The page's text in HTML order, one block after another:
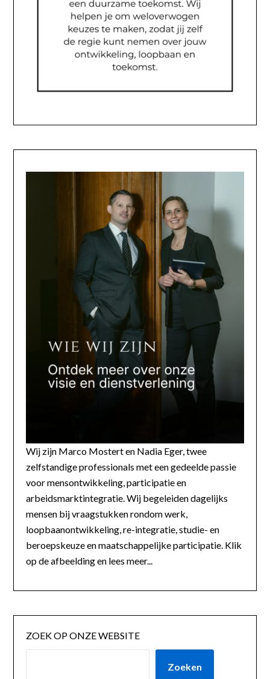
Wij zijn Marco Mostert en Nadia Eger, twee
zelfstandige professionals met een gedeelde passie
voor mensontwikkeling, participatie en
arbeidsmarktintegratie. Wij begeleiden dagelijks
mensen bij vraagstukken rondom werk,
loopbaanontwikkeling, re-integratie, studie- en
beroepskeuze en maatschappelijke participatie. Klik
op de afbeelding en lees meer...
ZOEK OP ONZE WEBSITE
Zoeken